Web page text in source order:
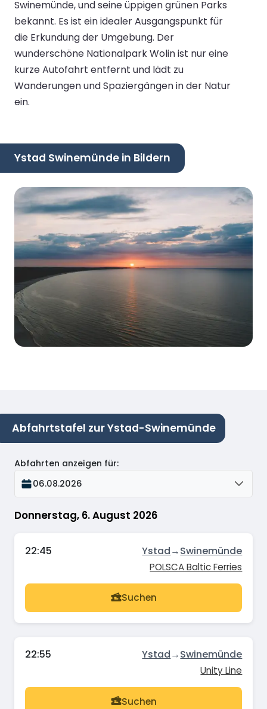
Swinemünde, und seine üppigen grünen Parks
bekannt. Es ist ein idealer Ausgangspunkt für
die Erkundung der Umgebung. Der
wunderschöne Nationalpark Wolin ist nur eine
kurze Autofahrt entfernt und lädt zu
Wanderungen und Spaziergängen in der Natur
ein.
Ystad Swinemünde in Bildern
Abfahrtstafel zur Ystad-Swinemünde
Donnerstag, 6. August 2026
Abfahrten anzeigen für:
06.08.2026
22:45 Ystad→Swinemünde
POLSCA Baltic Ferries
Suchen
22:55 Ystad→Swinemünde
Unity Line
Suchen